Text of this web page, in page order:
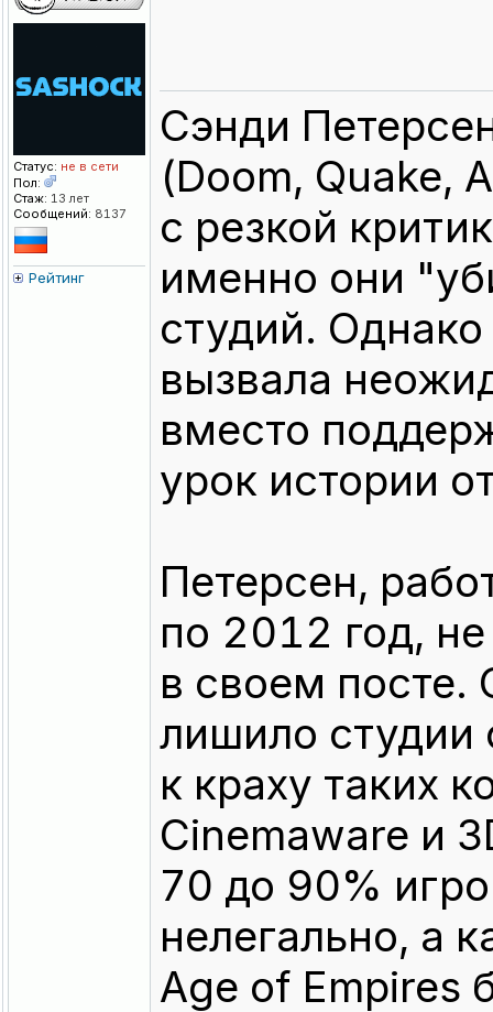
Статус: не в сети
Пол:
Стаж: 13 лет
Сообщений: 8137
Рейтинг
Сэнди
(Doom, Quake,
с резкой
именно они
студий.
вызвала
вместо
урок истории
Петерсен,
по 2012 год,
в своем посте.
лишило студии
к краху таких
Cinemaware и
70 до 90%
нелегально, а
Age of Empires